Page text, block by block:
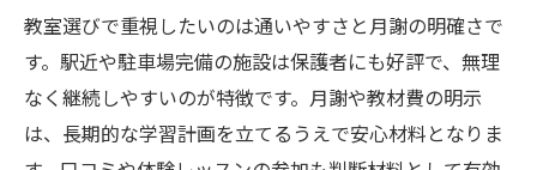
教室選びで重視したいのは通いやすさと月謝の明確さで
す。駅近や駐車場完備の施設は保護者にも好評で、無理
なく継続しやすいのが特徴です。月謝や教材費の明示
は、長期的な学習計画を立てるうえで安心材料となりま